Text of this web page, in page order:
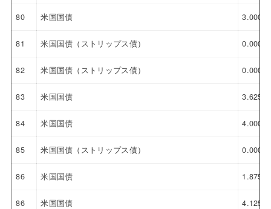
80 米国国債 3.000%
81 米国国債（ストリップス債） 0.000%
82 米国国債（ストリップス債） 0.000%
83 米国国債 3.625%
84 米国国債 4.000%
85 米国国債（ストリップス債） 0.000%
86 米国国債 1.875%
86 米国国債 4.125%